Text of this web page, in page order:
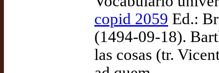
copid 2059 Ed.:
(1494-09-18).
las cosas (tr.